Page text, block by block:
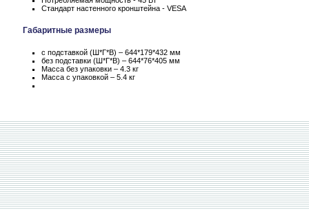
Стандарт настенного кронштейна - VESA
Габаритные размеры
с подставкой (Ш*Г*В) – 644*179*432 мм
без подставки (Ш*Г*В) – 644*76*405 мм
Масса без упаковки – 4.3 кг
Масса c упаковкой – 5.4 кг